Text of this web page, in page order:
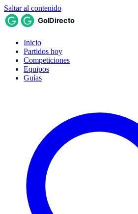
Saltar al contenido
Inicio
Partidos hoy
Competiciones
Equipos
Guías